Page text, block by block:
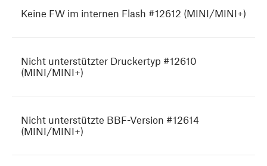
Keine FW im internen Flash #12612 (MINI/MINI+)
Nicht unterstützter Druckertyp #12610
(MINI/MINI+)
Nicht unterstützte BBF-Version #12614
(MINI/MINI+)